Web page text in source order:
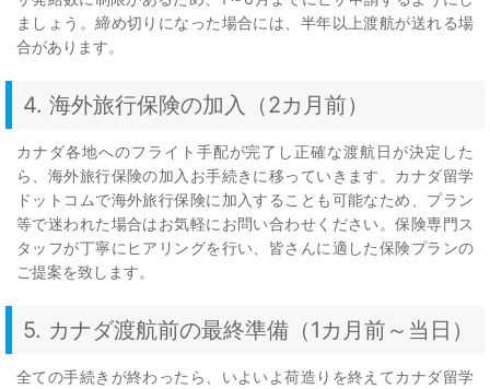
ましょう。締め切りになった場合には、半年以上渡航が送れる場
合があります。
4. 海外旅行保険の加入（2カ月前）
カナダ各地へのフライト手配が完了し正確な渡航日が決定した
ら、海外旅行保険の加入お手続きに移っていきます。カナダ留学
ドットコムで海外旅行保険に加入することも可能なため、プラン
等で迷われた場合はお気軽にお問い合わせください。保険専門ス
タッフが丁寧にヒアリングを行い、皆さんに適した保険プランの
ご提案を致します。
5. カナダ渡航前の最終準備（1カ月前～当日）
全ての手続きが終わったら、いよいよ荷造りを終えてカナダ留学